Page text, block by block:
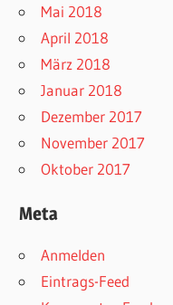
Mai 2018
April 2018
März 2018
Januar 2018
Dezember 2017
November 2017
Oktober 2017
Meta
Anmelden
Eintrags-Feed